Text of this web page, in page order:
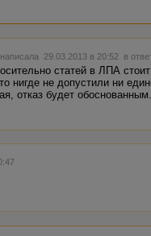
написала 29.03.2013 в 20:52 в
статей в ЛПА
нигде не допустили ни
отказ будет